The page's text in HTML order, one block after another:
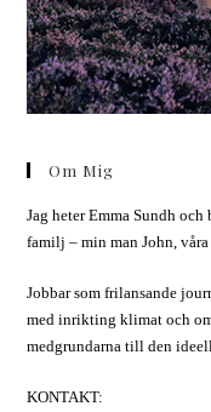
Om Mig
Jag heter Emma Sundh
familj – min man John,
Jobbar som frilansande
med inrikting klimat och
medgrundarna till den
KONTAKT: